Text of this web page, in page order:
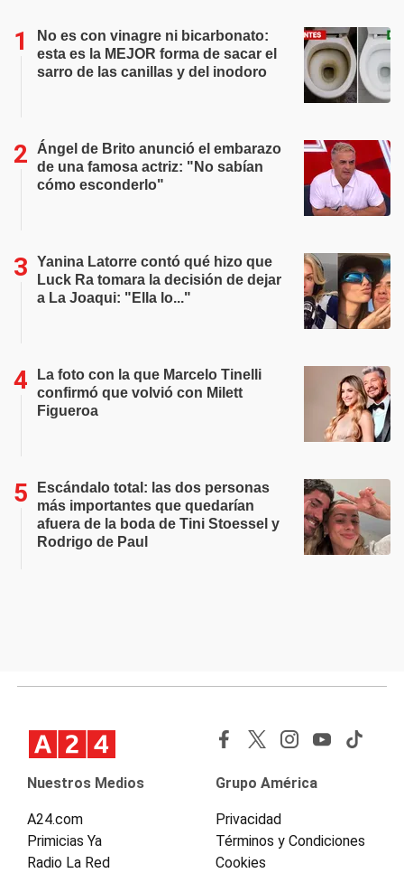
No es con vinagre ni bicarbonato:
esta es la MEJOR forma de sacar el
sarro de las canillas y del inodoro
Ángel de Brito anunció el embarazo
de una famosa actriz: "No sabían
cómo esconderlo"
Yanina Latorre contó qué hizo que
Luck Ra tomara la decisión de dejar
a La Joaqui: "Ella lo..."
La foto con la que Marcelo Tinelli
confirmó que volvió con Milett
Figueroa
Escándalo total: las dos personas
más importantes que quedarían
afuera de la boda de Tini Stoessel y
Rodrigo de Paul
Nuestros Medios
A24.com
Primicias Ya
Radio La Red
Grupo América
Privacidad
Términos y Condiciones
Cookies